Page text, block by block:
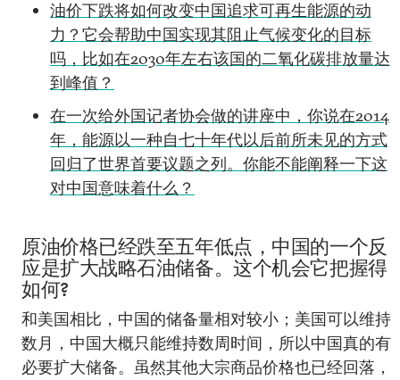
油价下跌将如何改变中国追求可再生能源的动
力？它会帮助中国实现其阻止气候变化的目标
吗，比如在2030年左右该国的二氧化碳排放量达
到峰值？
在一次给外国记者协会做的讲座中，你说在2014
年，能源以一种自七十年代以后前所未见的方式
回归了世界首要议题之列。你能不能阐释一下这
对中国意味着什么？
原油价格已经跌至五年低点，中国的一个反
应是扩大战略石油储备。这个机会它把握得
如何?
和美国相比，中国的储备量相对较小；美国可以维持
数月，中国大概只能维持数周时间，所以中国真的有
必要扩大储备。虽然其他大宗商品价格也已经回落，